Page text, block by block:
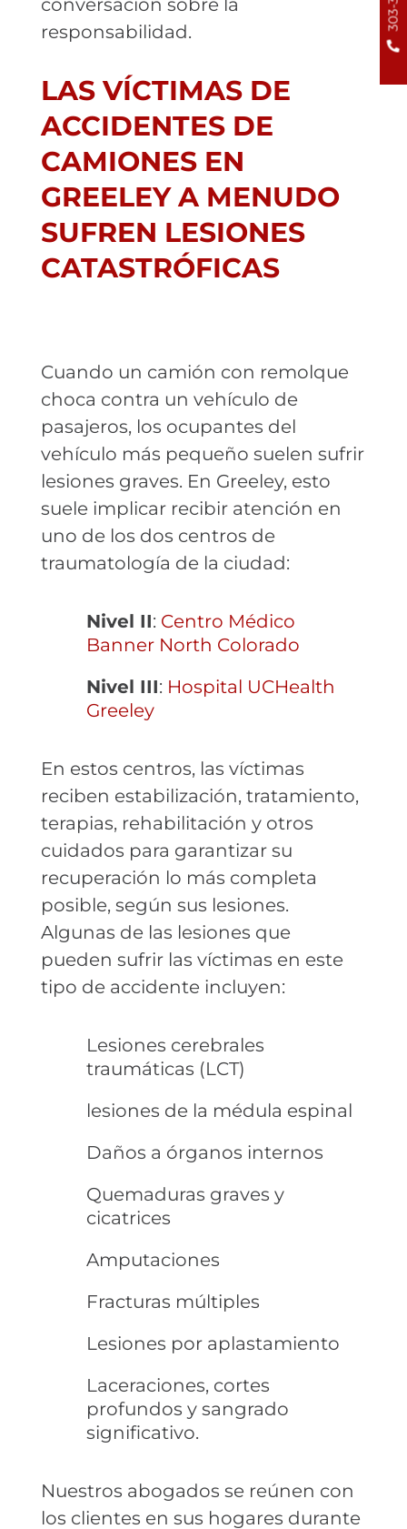
conversación sobre la
responsabilidad.
LAS VÍCTIMAS DE
ACCIDENTES DE
CAMIONES EN
GREELEY A MENUDO
SUFREN LESIONES
CATASTRÓFICAS
Cuando un camión con remolque
choca contra un vehículo de
pasajeros, los ocupantes del
vehículo más pequeño suelen sufrir
lesiones graves. En Greeley, esto
suele implicar recibir atención en
uno de los dos centros de
traumatología de la ciudad:
Nivel II: Centro Médico
Banner North Colorado
Nivel III: Hospital UCHealth
Greeley
En estos centros, las víctimas
reciben estabilización, tratamiento,
terapias, rehabilitación y otros
cuidados para garantizar su
recuperación lo más completa
posible, según sus lesiones.
Algunas de las lesiones que
pueden sufrir las víctimas en este
tipo de accidente incluyen:
Lesiones cerebrales
traumáticas (LCT)
lesiones de la médula espinal
Daños a órganos internos
Quemaduras graves y
cicatrices
Amputaciones
Fracturas múltiples
Lesiones por aplastamiento
Laceraciones, cortes
profundos y sangrado
significativo.
Nuestros abogados se reúnen con
los clientes en sus hogares durante